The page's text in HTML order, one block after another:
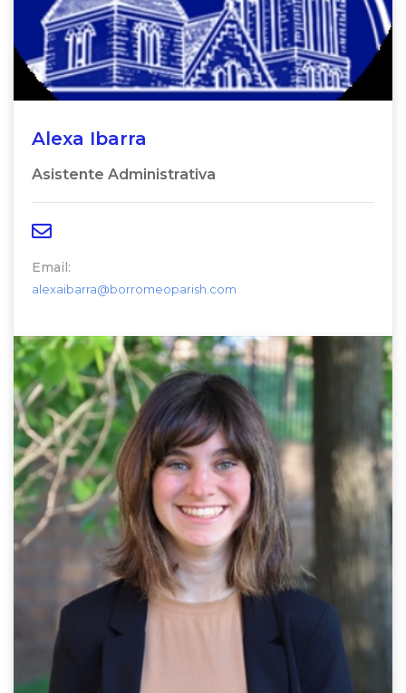
Alexa Ibarra
Asistente Administrativa
Email:
alexaibarra@borromeoparish.com